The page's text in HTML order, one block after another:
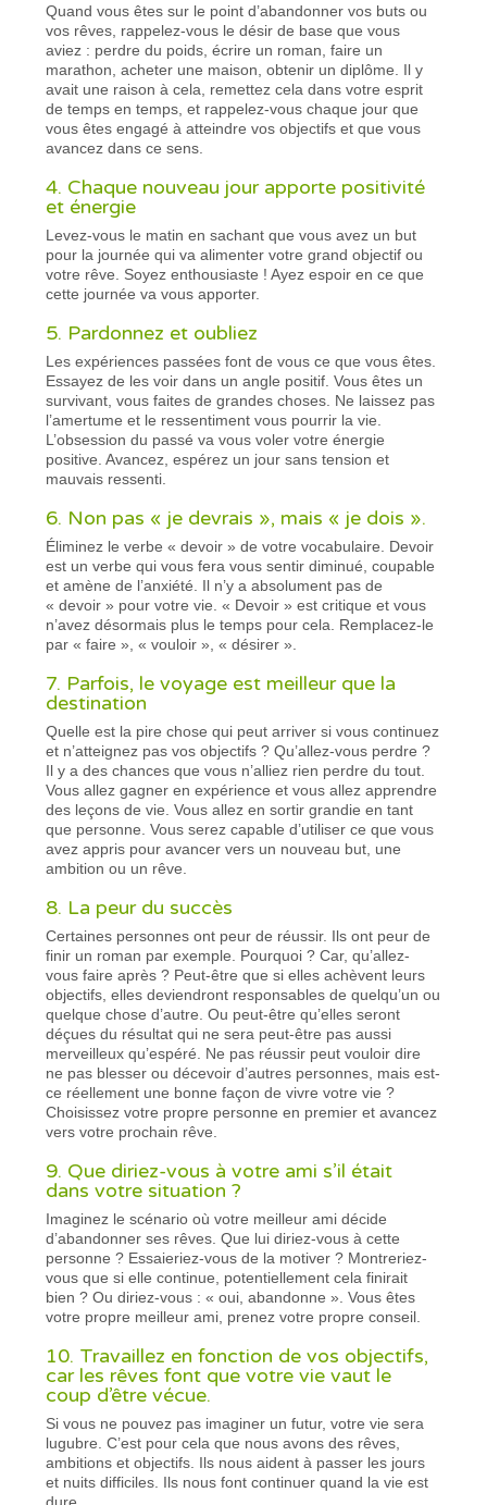
Quand vous êtes sur le point d’abandonner vos buts ou
vos rêves, rappelez-vous le désir de base que vous
aviez : perdre du poids, écrire un roman, faire un
marathon, acheter une maison, obtenir un diplôme. Il y
avait une raison à cela, remettez cela dans votre esprit
de temps en temps, et rappelez-vous chaque jour que
vous êtes engagé à atteindre vos objectifs et que vous
avancez dans ce sens.
4. Chaque nouveau jour apporte positivité
et énergie
Levez-vous le matin en sachant que vous avez un but
pour la journée qui va alimenter votre grand objectif ou
votre rêve. Soyez enthousiaste ! Ayez espoir en ce que
cette journée va vous apporter.
5. Pardonnez et oubliez
Les expériences passées font de vous ce que vous êtes.
Essayez de les voir dans un angle positif. Vous êtes un
survivant, vous faites de grandes choses. Ne laissez pas
l’amertume et le ressentiment vous pourrir la vie.
L’obsession du passé va vous voler votre énergie
positive. Avancez, espérez un jour sans tension et
mauvais ressenti.
6. Non pas « je devrais », mais « je dois ».
Éliminez le verbe « devoir » de votre vocabulaire. Devoir
est un verbe qui vous fera vous sentir diminué, coupable
et amène de l’anxiété. Il n’y a absolument pas de
« devoir » pour votre vie. « Devoir » est critique et vous
n’avez désormais plus le temps pour cela. Remplacez-le
par « faire », « vouloir », « désirer ».
7. Parfois, le voyage est meilleur que la
destination
Quelle est la pire chose qui peut arriver si vous continuez
et n’atteignez pas vos objectifs ? Qu’allez-vous perdre ?
Il y a des chances que vous n’alliez rien perdre du tout.
Vous allez gagner en expérience et vous allez apprendre
des leçons de vie. Vous allez en sortir grandie en tant
que personne. Vous serez capable d’utiliser ce que vous
avez appris pour avancer vers un nouveau but, une
ambition ou un rêve.
8. La peur du succès
Certaines personnes ont peur de réussir. Ils ont peur de
finir un roman par exemple. Pourquoi ? Car, qu’allez-
vous faire après ? Peut-être que si elles achèvent leurs
objectifs, elles deviendront responsables de quelqu’un ou
quelque chose d’autre. Ou peut-être qu’elles seront
déçues du résultat qui ne sera peut-être pas aussi
merveilleux qu’espéré. Ne pas réussir peut vouloir dire
ne pas blesser ou décevoir d’autres personnes, mais est-
ce réellement une bonne façon de vivre votre vie ?
Choisissez votre propre personne en premier et avancez
vers votre prochain rêve.
9. Que diriez-vous à votre ami s’il était
dans votre situation ?
Imaginez le scénario où votre meilleur ami décide
d’abandonner ses rêves. Que lui diriez-vous à cette
personne ? Essaieriez-vous de la motiver ? Montreriez-
vous que si elle continue, potentiellement cela finirait
bien ? Ou diriez-vous : « oui, abandonne ». Vous êtes
votre propre meilleur ami, prenez votre propre conseil.
10. Travaillez en fonction de vos objectifs,
car les rêves font que votre vie vaut le
coup d’être vécue.
Si vous ne pouvez pas imaginer un futur, votre vie sera
lugubre. C’est pour cela que nous avons des rêves,
ambitions et objectifs. Ils nous aident à passer les jours
et nuits difficiles. Ils nous font continuer quand la vie est
dure.